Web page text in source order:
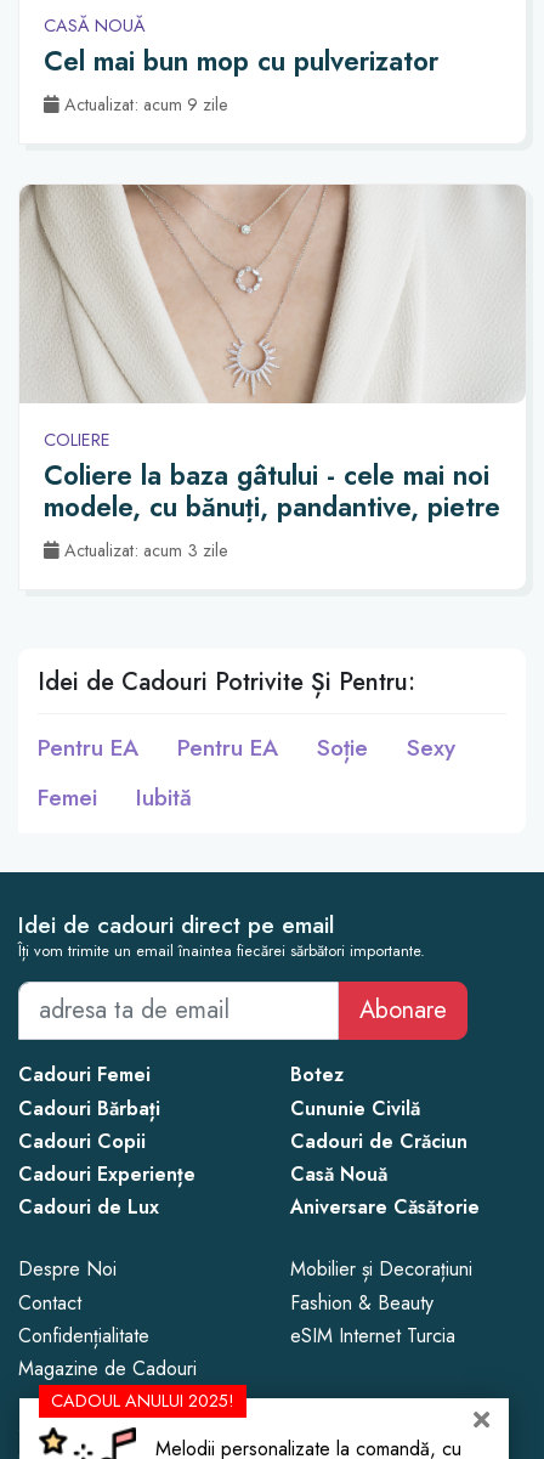
CASĂ NOUĂ
Cel mai bun mop cu pulverizator
Actualizat: acum 9 zile
COLIERE
Coliere la baza gâtului - cele mai noi
modele, cu bănuți, pandantive, pietre
Actualizat: acum 3 zile
Idei de Cadouri Potrivite Și Pentru:
Pentru EA Pentru EA Soție
Sexy
Femei
Iubită
Idei de cadouri direct pe email
Îți vom trimite un email înaintea fiecărei sărbători importante.
Abonare
Cadouri Femei
Cadouri Bărbați
Cadouri Copii
Cadouri Experiențe
Cadouri de Lux
Botez
Cununie Civilă
Cadouri de Crăciun
Casă Nouă
Aniversare Căsătorie
Despre Noi
Contact
Confidențialitate
Magazine de Cadouri
Mobilier și Decorațiuni
Fashion & Beauty
eSIM Internet Turcia
Copyright © 2013 - 2026 CadoLand.
CADOUL ANULUI 2025!
Melodii personalizate la comandă, cu